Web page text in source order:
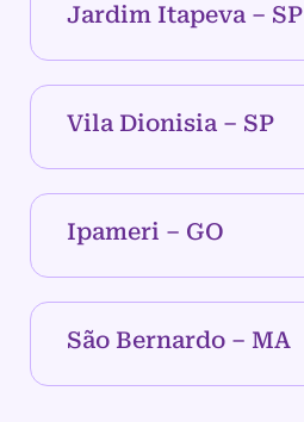
Jardim Itapeva – SP
Vila Dionisia – SP
Ipameri – GO
São Bernardo – MA